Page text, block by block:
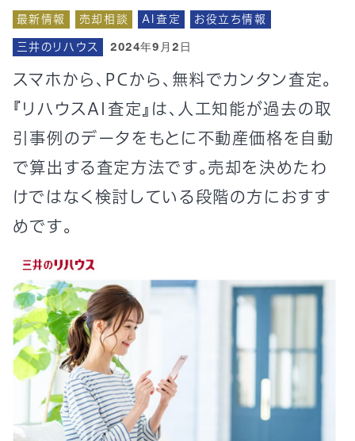
最新情報 売却相談 AI査定
お役立ち情報
三井のリハウス
2024年9月2日
スマホから、PCから、無料でカンタン査定。
『リハウスAI査定』は、人工知能が過去の取
引事例のデータをもとに不動産価格を自動
で算出する査定方法です。売却を決めたわ
けではなく検討している段階の方におすす
めです。